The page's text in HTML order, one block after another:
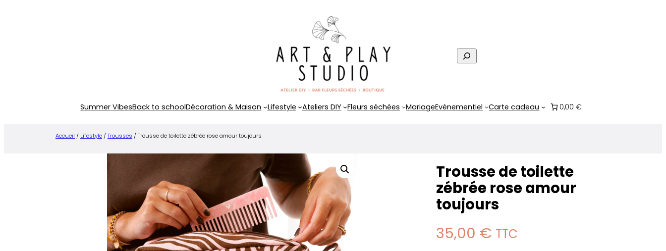
R
e
r
Summer VibesBack to schoolDécoration & Maison Lifestyle Ateliers DIY Fleurs séchées MariageEvénementiel Carte cadeau 0,00 €
Accueil / Lifestyle /Trousses / Trousse de toilette zébrée rose amour toujours
Trousse de toilette
zébrée rose amour
toujours
35,00 € TTC